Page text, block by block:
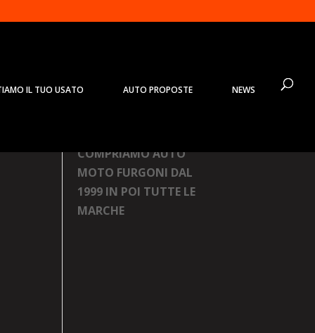
IL TUO USATO AUTO PROPOSTE NEWS
COMPRIAMO AUTO
MOTO FURGONI DAL
1999 IN POI TUTTE LE
MARCHE